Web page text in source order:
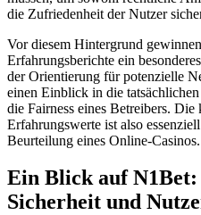
die Zufriedenheit der Nutzer
Vor diesem Hintergrund
Erfahrungsberichte ein
der Orientierung für potenzielle
einen Einblick in die
die Fairness eines Betreibers.
Erfahrungswerte ist also
Beurteilung eines Online-Casinos.
Ein Blick auf N1Bet:
Sicherheit und